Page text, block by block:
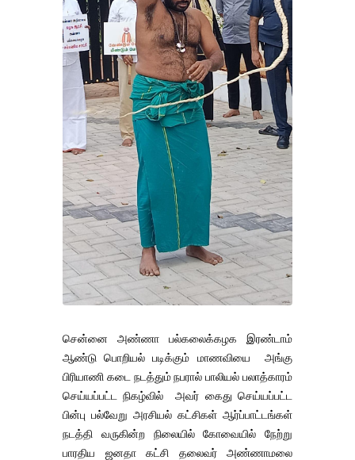
சென்னை அண்ணா பல்கலைக்கழக இரண்டாம்
ஆண்டு பொறியல் படிக்கும் மாணவியை அங்கு
பிரியாணி கடை நடத்தும் நபரால் பாலியல் பலாத்காரம்
செய்யப்பட்ட நிகழ்வில் அவர் கைது செய்யப்பட்ட
பின்பு பல்வேறு அரசியல் கட்சிகள் ஆர்ப்பாட்டங்கள்
நடத்தி வருகின்ற நிலையில் கோவையில் நேற்று
பாரதிய ஜனதா கட்சி தலைவர் அண்ணாமலை